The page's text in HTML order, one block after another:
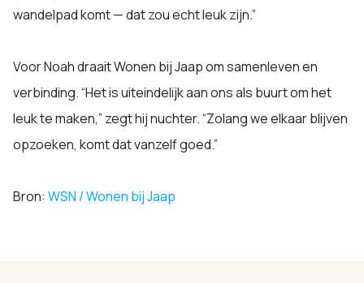
wandelpad komt — dat zou echt leuk zijn.”
Voor Noah draait Wonen bij Jaap om samenleven en
verbinding. “Het is uiteindelijk aan ons als buurt om het
leuk te maken,” zegt hij nuchter. “Zolang we elkaar blijven
opzoeken, komt dat vanzelf goed.”
Bron: WSN / Wonen bij Jaap